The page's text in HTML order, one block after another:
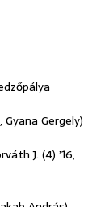
Gergely)
J. (4) ’16,